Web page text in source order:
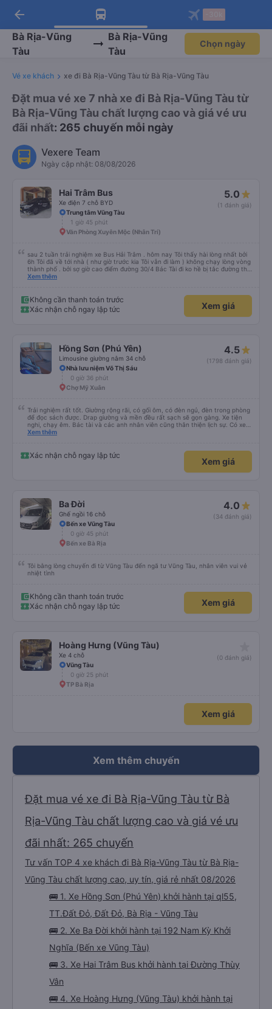
Tải app Vexere ngay!
Nhận ưu đãi thành viên độc
Mở app
Tải app Vexere
-30k/ghế khi đặt vé máy bay qua
Mở app
arrow_back
Bà Rịa-Vũng
Tàu
Bà Rịa-Vũng
Tàu
Chọn ngày
Vé xe khách xe đi Bà Rịa-Vũng Tàu từ Bà Rịa-Vũng Tàu
Đặt mua vé xe 7 nhà xe đi Bà Rịa-Vũng Tàu từ
Bà Rịa-Vũng Tàu chất lượng cao và giá vé ưu
đãi nhất: 265 chuyến mỗi ngày
Vexere Team
Ngày cập nhật: 08/08/2026
Hai Trâm Bus
Xe điện 7 chỗ BYD
5.0
(1 đánh giá)
Trung tâm Vũng Tàu
1 giờ 45 phút
Văn Phòng Xuyên Mộc (Nhân Trí)
sau 2 tuần trải nghiệm xe Bus Hải Trâm . hôm nay Tôi thấy hài lòng nhất bởi
6h Tôi đã về tới nhà ( như giờ trước kia Tôi vẫn đi làm ) không chạy lòng vòng
thành phố . bởi sợ giờ cao điểm đường 30/4 Bác Tài đi ko hề bị tắc đường thái
Xem thêm
Không cần thanh toán trước
Xác nhận chỗ ngay lập tức
Xem giá
Hồng Sơn (Phú Yên)
Limousine giường nằm 34 chỗ
4.5
(1798 đánh giá)
Nhà lưu niệm Võ Thị Sáu
0 giờ 36 phút
Chợ Mỹ Xuân
Trải nghiệm rất tốt. Giường rộng rãi, có gối ôm, có đèn ngủ, đèn trong phòng
để đọc sách được. Drap giường và mền đều rất sạch sẽ gọn gàng. Xe tiện
nghi, chạy êm. Bác tài và các anh nhân viên cũng thân thiện lịch sự. Có xe
trung chuyển về nội thành thành phố tuy hoà rất tiện. Giá vé hợp lý. Nói
Xem thêm
Xác nhận chỗ ngay lập tức
Xem giá
Ba Đời
Ghế ngồi 16 chỗ
4.0
(34 đánh giá)
Bến xe Vũng Tàu
0 giờ 45 phút
Bến xe Bà Rịa
Tôi bằng lòng chuyến đi từ Vũng Tàu đến ngã tư Vũng Tàu, nhân viên vui vẻ
nhiệt tình
Không cần thanh toán trước
Xác nhận chỗ ngay lập tức
Xem giá
Hoàng Hưng (Vũng Tàu)
Xe 4 chỗ
(0 đánh giá)
Vũng Tàu
0 giờ 25 phút
TP Bà Rịa
Xem giá
Xem thêm chuyến
Đặt mua vé xe đi Bà Rịa-Vũng Tàu từ Bà
Rịa-Vũng Tàu chất lượng cao và giá vé ưu
đãi nhất: 265 chuyến
Tư vấn TOP 4 xe khách đi Bà Rịa-Vũng Tàu từ Bà Rịa-
Vũng Tàu chất lượng cao, uy tín, giá rẻ nhất 08/2026
🚌 1. Xe Hồng Sơn (Phú Yên) khởi hành tại ql55,
TT.Đất Đỏ, Đất Đỏ, Bà Rịa - Vũng Tàu
🚌 2. Xe Ba Đời khởi hành tại 192 Nam Kỳ Khởi
Nghĩa (Bến xe Vũng Tàu)
🚌 3. Xe Hai Trâm Bus khởi hành tại Đường Thùy
Vân
🚌 4. Xe Hoàng Hưng (Vũng Tàu) khởi hành tại